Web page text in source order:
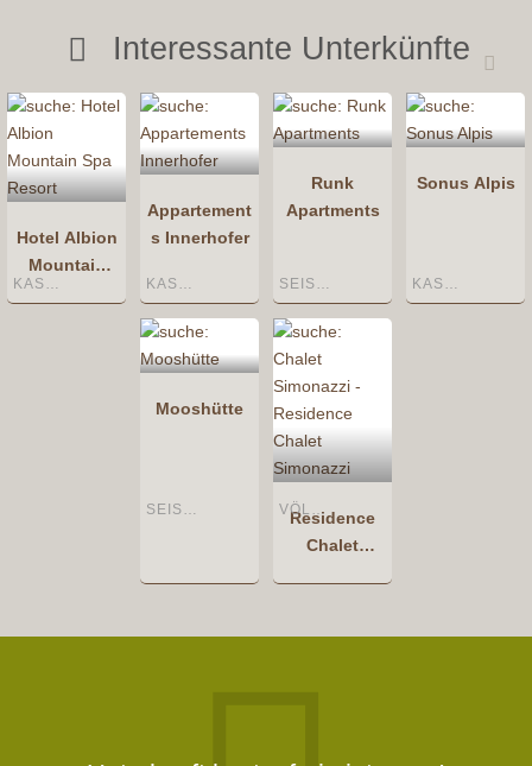
Interessante Unterkünfte
Hotel Albion
Mountain
Spa Resort
KASTELRUTH
Appartement
s Innerhofer
KASTELRUTH
Runk
Apartments
SEIS AM SCHLERN
Sonus Alpis
KASTELRUTH
Mooshütte
Residence
Chalet
VÖLS AM SCHLERN